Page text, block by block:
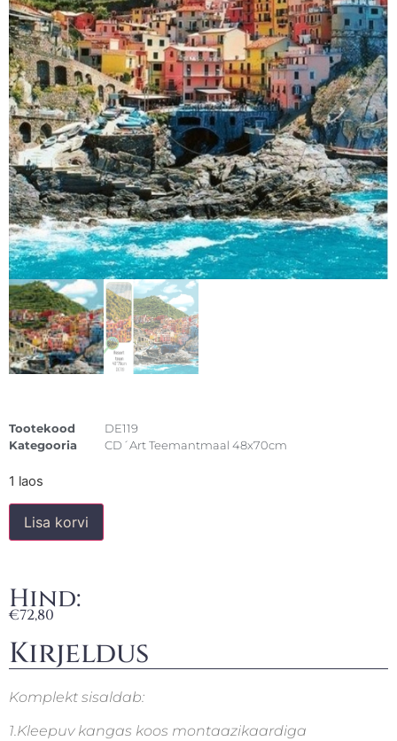
Tootekood
DE119
Kategooria
CD´Art Teemantmaal 48x70cm
1 laos
Lisa korvi
Hind:
€72,80
Kirjeldus
Komplekt sisaldab:
1.Kleepuv kangas koos montaazikaardiga